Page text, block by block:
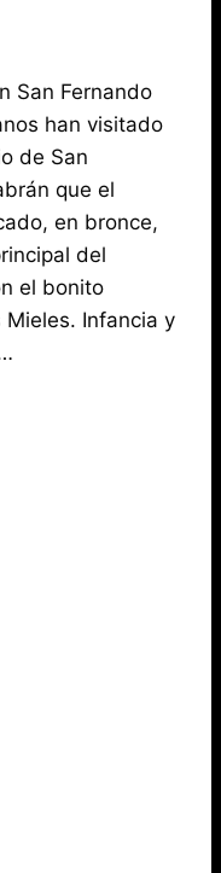
San Fernando
han visitado
de San
que el
en bronce,
del
el bonito
Infancia y